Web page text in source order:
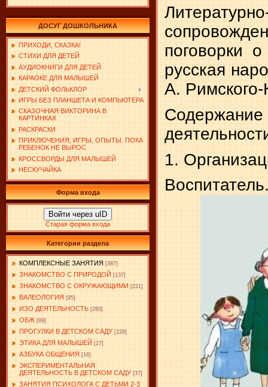
ДОСУГ ДОШКОЛЬНИКА
ПРИХОДИ, СКАЗКА!
СТИХИ ДЛЯ ДЕТЕЙ
АУДИОКНИГИ ДЛЯ ДЕТЕЙ
КАРАОКЕ ДЛЯ МАЛЫШЕЙ
ДЕТСКИЙ ФОЛЬКЛОР
ИГРЫ БЕЗ ПЛАНШЕТА И КОМПЬЮТЕРА
СКАЗОЧНАЯ ВИКТОРИНА В
КАРТИНКАХ
РАСКРАСКИ
ПРИКЛЮЧЕНИЯ, ИГРЫ, ОПЫТЫ. ПОКА
РЕБЕНОК НЕ ВЫРОС
КРОССВОРДЫ ДЛЯ МАЛЫШЕЙ
НЕСКУЧАЙКА
Форма входа
Войти через uID
Старая форма входа
Категории раздела
КОМПЛЕКСНЫЕ ЗАНЯТИЯ [387]
ЗНАКОМСТВО С ПРИРОДОЙ [137]
ЗНАКОМСТВО С ОКРУЖАЮЩИМИ [221]
ВАЛЕОЛОГИЯ [95]
ИЗО ДЕЯТЕЛЬНОСТЬ [280]
ОБЖ [89]
ПРОГУЛКИ В ДЕТСКОМ САДУ [228]
ЭТИКА ДЛЯ МАЛЫШЕЙ [27]
АЗБУКА ОБЩЕНИЯ [16]
ЭКСПЕРИМЕНТАЛЬНАЯ
ДЕЯТЕЛЬНОСТЬ В ДЕТСКОМ САДУ [37]
ЗАНЯТИЯ ПСИХОЛОГА С ДЕТЬМИ 2-3
поговорки
русская
А. Римского-
1.